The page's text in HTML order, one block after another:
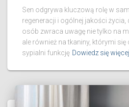
Sen odgrywa kluczową rolę w
regeneracji i ogólnej jakości życia,
osób zwraca uwagę nie tylko na
ale również na tkaniny, którymi się
sypialni funkcję Dowiedz się